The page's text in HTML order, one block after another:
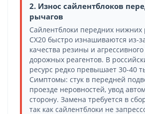
2. Износ сайлентблоков
рычагов
Сайлентблоки передних нижних
CX20 быстро изнашиваются из-
качества резины и
дорожных реагентов. В
ресурс редко превышает 30-40
Симптомы: стук в передней
проезде неровностей, увод
сторону. Замена требуется в
так как сайлентблоки не